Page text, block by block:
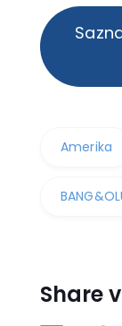
Amerika
Share